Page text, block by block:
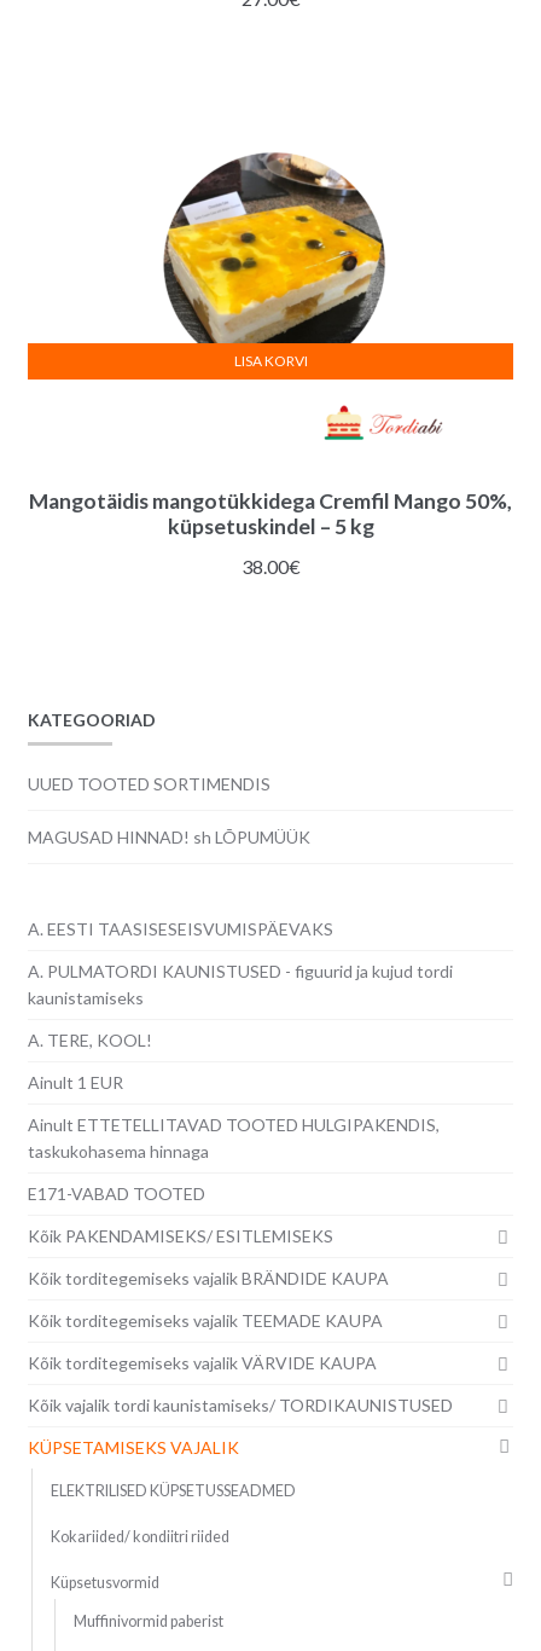
Mangotäidis mangotükkidega Cremfil Mango 50%,
küpsetuskindel – 5 kg
38.00€
LISA KORVI
KATEGOORIAD
UUED TOOTED SORTIMENDIS
MAGUSAD HINNAD! sh LÕPUMÜÜK
A. EESTI TAASISESEISVUMISPÄEVAKS
A. PULMATORDI KAUNISTUSED - figuurid ja kujud tordi
kaunistamiseks
A. TERE, KOOL!
Ainult 1 EUR
Ainult ETTETELLITAVAD TOOTED HULGIPAKENDIS,
taskukohasema hinnaga
E171-VABAD TOOTED
Kõik PAKENDAMISEKS/ ESITLEMISEKS
Kõik torditegemiseks vajalik BRÄNDIDE KAUPA
Kõik torditegemiseks vajalik TEEMADE KAUPA
Kõik torditegemiseks vajalik VÄRVIDE KAUPA
Kõik vajalik tordi kaunistamiseks/ TORDIKAUNISTUSED
KÜPSETAMISEKS VAJALIK
ELEKTRILISED KÜPSETUSSEADMED
Kokariided/ kondiitri riided
Küpsetusvormid
Muffinivormid paberist